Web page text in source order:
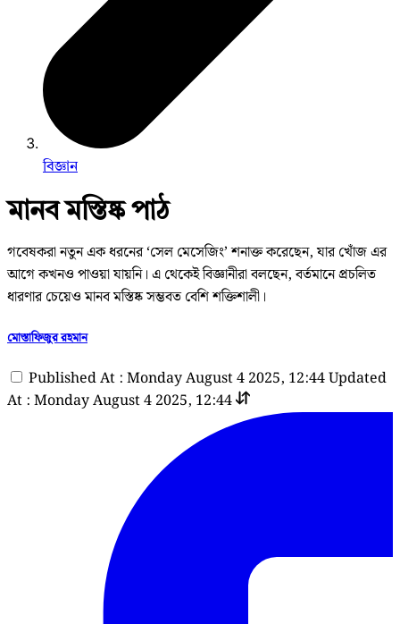
বিজ্ঞান
মানব মস্তিষ্ক পাঠ
গবেষকরা নতুন এক ধরনের ‘সেল মেসেজিং’ শনাক্ত করেছেন, যার খোঁজ এর
আগে কখনও পাওয়া যায়নি। এ থেকেই বিজ্ঞানীরা বলছেন, বর্তমানে প্রচলিত
ধারণার চেয়েও মানব মস্তিষ্ক সম্ভবত বেশি শক্তিশালী।
মোস্তাফিজুর রহমান
Published At : Monday August 4 2025, 12:44Updated
At : Monday August 4 2025, 12:44